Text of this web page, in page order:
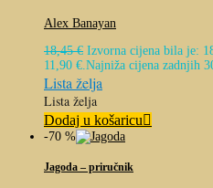
Alex Banayan
18,45€ Izvorna cijena bila je:
11,90 €. Najniža cijena zadnjih
Lista želja
Lista želja
Dodaj u košaricu
-70 %
Jagoda – priručnik